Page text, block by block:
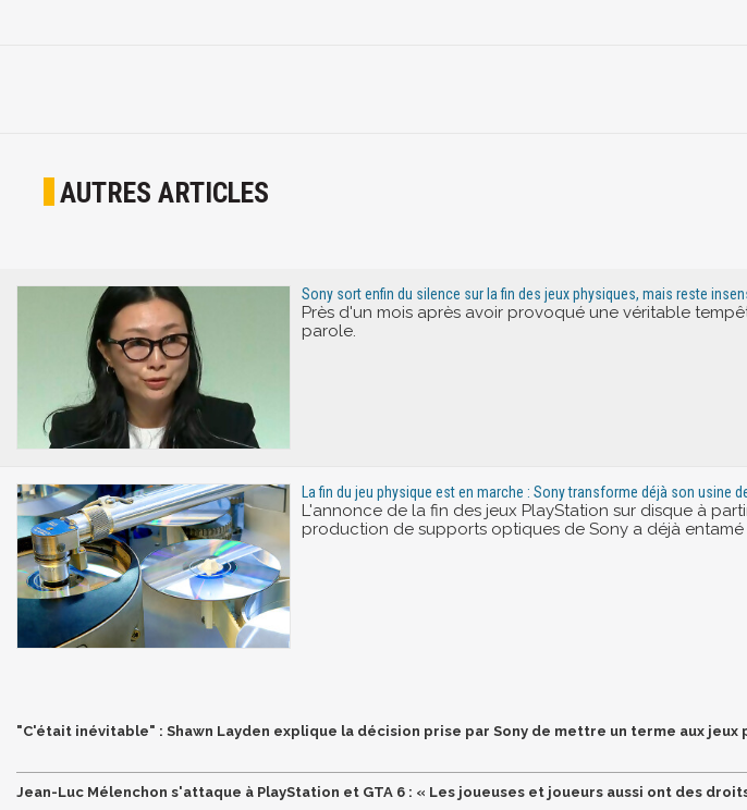
AUTRES ARTICLES
Sony sort enfin du silence sur la fin des jeux physiques, mais reste
Près d'un mois après avoir provoqué une véritable
parole.
La fin du jeu physique est en marche : Sony transforme déjà son usine
L'annonce de la fin des jeux PlayStation sur disque à
production de supports optiques de Sony a déjà entamé
"C'était inévitable" : Shawn Layden explique la décision prise par Sony de mettre un terme aux jeux
Jean-Luc Mélenchon s'attaque à PlayStation et GTA 6 : « Les joueuses et joueurs aussi ont des